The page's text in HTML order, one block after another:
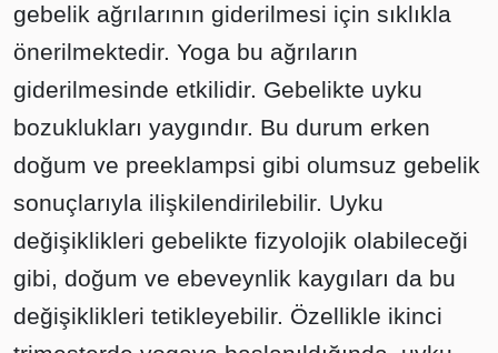
gebelik ağrılarının giderilmesi için sıklıkla
önerilmektedir. Yoga bu ağrıların
giderilmesinde etkilidir. Gebelikte uyku
bozuklukları yaygındır. Bu durum erken
doğum ve preeklampsi gibi olumsuz gebelik
sonuçlarıyla ilişkilendirilebilir. Uyku
değişiklikleri gebelikte fizyolojik olabileceği
gibi, doğum ve ebeveynlik kaygıları da bu
değişiklikleri tetikleyebilir. Özellikle ikinci